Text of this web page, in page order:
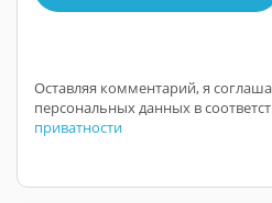
Оставляя комментарий, я
персональных данных в
приватности